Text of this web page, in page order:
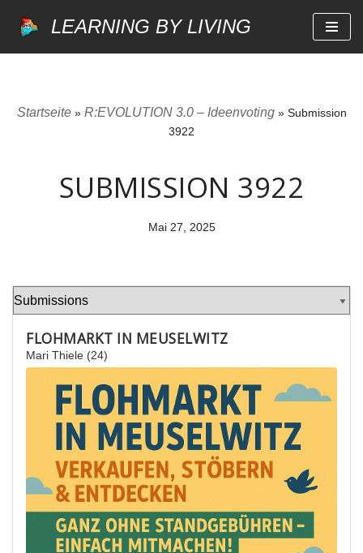
LEARNING BY LIVING
Startseite» R:EVOLUTION 3.0 – Ideenvoting» Submission
3922
SUBMISSION 3922
Mai 27, 2025
FLOHMARKT IN MEUSELWITZ
Mari Thiele (24)